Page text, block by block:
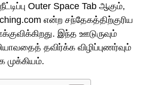
Outer Space Tab ஆகும்,
என்ற சந்தேகத்திற்குரிய
இந்த ஊடுருவும்
தவிர்க்க விழிப்புணர்வும்
முக்கியம்.